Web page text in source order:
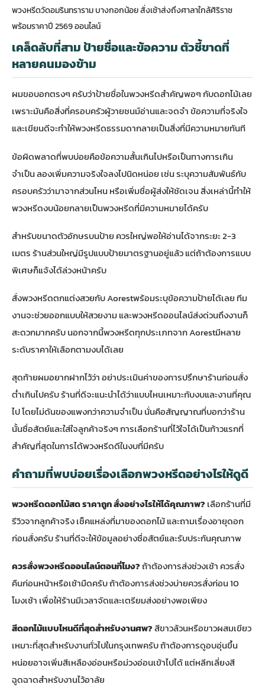
พวงหรีดวัดอมรินทราราม บางกอกน้อย สั่งเช้าส่งถึงศาลาใกล้ศิริราช
พร้อมราคาปี 2569 ออนไลน์
เคล็ดลับที่สาม ป้ายชื่อและข้อความ ตัวชี้ขาดที่
หลายคนมองข้าม
ผมขอบอกตรงๆ ครับว่าป้ายชื่อในพวงหรีดสำคัญพอๆ กับดอกไม้เลย
เพราะมันคือสิ่งที่ครอบครัวผู้วายชนม์อ่านและจดจำ ข้อความที่จริงใจ
และเขียนดีจะทำให้พวงหรีดธรรมดากลายเป็นสิ่งที่มีความหมายทันที
ข้อผิดพลาดที่พบบ่อยคือข้อความสั้นเกินไปหรือเป็นทางการเกิน
จำเป็น ลองเพิ่มความจริงใจลงไปนิดหน่อย เช่น ระบุความสัมพันธ์กับ
ครอบครัวว่ามาจากส่วนไหน หรือเพิ่มชื่อผู้ส่งให้ชัดเจน สิ่งเหล่านี้ทำให้
พวงหรีดงบน้อยกลายเป็นพวงหรีดที่มีความหมายได้ครับ
สำหรับขนาดตัวอักษรบนป้าย ควรใหญ่พอให้อ่านได้จากระยะ 2-3
เมตร ร้านส่วนใหญ่มีรูปแบบป้ายมาตรฐานอยู่แล้ว แต่ถ้าต้องการแบบ
พิเศษก็แจ้งได้ล่วงหน้าครับ
สั่งพวงหรีดตกแต่งสวยกับ Aorestพร้อมระบุข้อความป้ายได้เลย ทีม
งานจะช่วยออกแบบให้สวยงาม และพวงหรีดออนไลน์ส่งด่วนถึงงานก็
สะดวกมากครับ นอกจากนี้พวงหรีดทุกประเภทจาก Aorestมีหลาย
ระดับราคาให้เลือกตามงบได้เลย
สุดท้ายผมอยากฝากไว้ว่า อย่าประเมินค่าของการปรึกษาร้านก่อนสั่ง
ต่ำเกินไปครับ ร้านที่ดีจะแนะนำได้ว่าแบบไหนเหมาะกับงบและงานที่คุณ
ไป โดยไม่ดันของแพงกว่าความจำเป็น นั่นคือสัญญาณที่บอกว่าร้าน
นั้นซื่อสัตย์และใส่ใจลูกค้าจริงๆ การเลือกร้านที่ไว้ใจได้เป็นก้าวแรกที่
สำคัญที่สุดในการได้พวงหรีดดีในงบที่มีครับ
คำถามที่พบบ่อยเรื่องเลือกพวงหรีดอย่างไรให้ดูดี
พวงหรีดดอกไม้สด ราคาถูก สั่งอย่างไรให้ได้คุณภาพ? เลือกร้านที่มี
รีวิวจากลูกค้าจริง เช็คแหล่งที่มาของดอกไม้ และถามเรื่องอายุดอก
ก่อนสั่งครับ ร้านที่ดีจะให้ข้อมูลอย่างซื่อสัตย์และรับประกันคุณภาพ
ควรสั่งพวงหรีดออนไลน์ตอนกี่โมง?ถ้าต้องการส่งช่วงเช้า ควรสั่ง
คืนก่อนหน้าหรือเช้ามืดครับ ถ้าต้องการส่งช่วงบ่ายควรสั่งก่อน 10
โมงเช้า เพื่อให้ร้านมีเวลาจัดและเตรียมส่งอย่างพอเพียง
สีดอกไม้แบบไหนดีที่สุดสำหรับงานศพ?สีขาวล้วนหรือขาวผสมเขียว
เหมาะที่สุดสำหรับงานทั่วไปในกรุงเทพครับ ถ้าต้องการดูอบอุ่นขึ้น
หน่อยอาจเพิ่มสีเหลืองอ่อนหรือม่วงอ่อนเข้าไปได้ แต่หลีกเลี่ยงสี
ฉูดฉาดสำหรับงานไว้อาลัย